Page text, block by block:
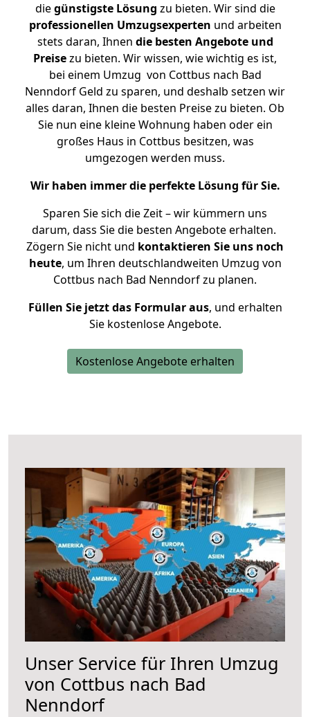
diegünstigste Lösung zu bieten. Wir sind die
professionellen Umzugsexperten und arbeiten
stets daran, Ihnen die besten Angebote und
Preisezu bieten. Wir wissen, wie wichtig es ist,
bei einem Umzug von Cottbus nach Bad
Nenndorf Geld zu sparen, und deshalb setzen wir
alles daran, Ihnen die besten Preise zu bieten. Ob
Sie nun eine kleine Wohnung haben oder ein
großes Haus in Cottbus besitzen, was
umgezogen werden muss.
Wir haben immer die perfekte Lösung für Sie.
Sparen Sie sich die Zeit – wir kümmern uns
darum, dass Sie die besten Angebote erhalten.
Zögern Sie nicht und kontaktieren Sie uns noch
heute, um Ihren deutschlandweiten Umzug von
Cottbus nach Bad Nenndorf zu planen.
Füllen Sie jetzt das Formular aus, und erhalten
Sie kostenlose Angebote.
Kostenlose Angebote erhalten
Unser Service für Ihren Umzug
von Cottbus nach Bad
Nenndorf